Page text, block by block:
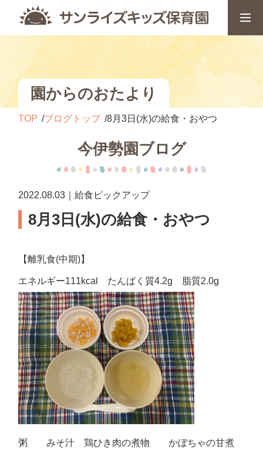
園からのおたより
TOP ブログトップ 8月3日(水)の給食・おやつ
今伊勢園ブログ
2022.08.03｜給食ピックアップ
8月3日(水)の給食・おやつ
【離乳食(中期)】
エネルギー111kcal たんぱく質4.2g 脂質2.0g
粥 みそ汁 鶏ひき肉の煮物 かぼちゃの甘煮